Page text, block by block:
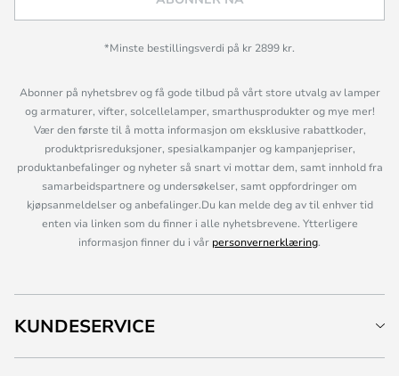
*Minste bestillingsverdi på kr 2899 kr.
Abonner på nyhetsbrev og få gode tilbud på vårt store utvalg av lamper
og armaturer, vifter, solcellelamper, smarthusprodukter og mye mer!
Vær den første til å motta informasjon om eksklusive rabattkoder,
produktprisreduksjoner, spesialkampanjer og kampanjepriser,
produktanbefalinger og nyheter så snart vi mottar dem, samt innhold fra
samarbeidspartnere og undersøkelser, samt oppfordringer om
kjøpsanmeldelser og anbefalinger.Du kan melde deg av til enhver tid
enten via linken som du finner i alle nyhetsbrevene. Ytterligere
informasjon finner du i vår personvernerklæring.
KUNDESERVICE